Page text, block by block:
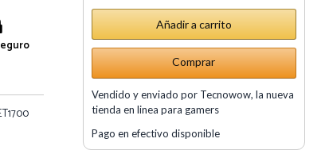
Comprar
Vendido y enviado por Tecnowow, la nueva
tienda en linea para gamers
Pago en efectivo disponible